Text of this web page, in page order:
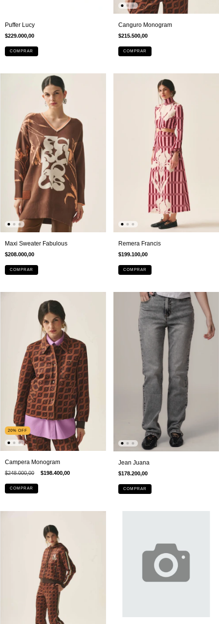
Puffer Lucy
$229.000,00
COMPRAR
Canguro Monogram
$215.500,00
COMPRAR
Maxi Sweater Fabulous
$208.000,00
COMPRAR
Remera Francis
$199.100,00
COMPRAR
20% OFF
Campera Monogram
$248.000,00 $198.400,00
COMPRAR
Jean Juana
$178.200,00
COMPRAR